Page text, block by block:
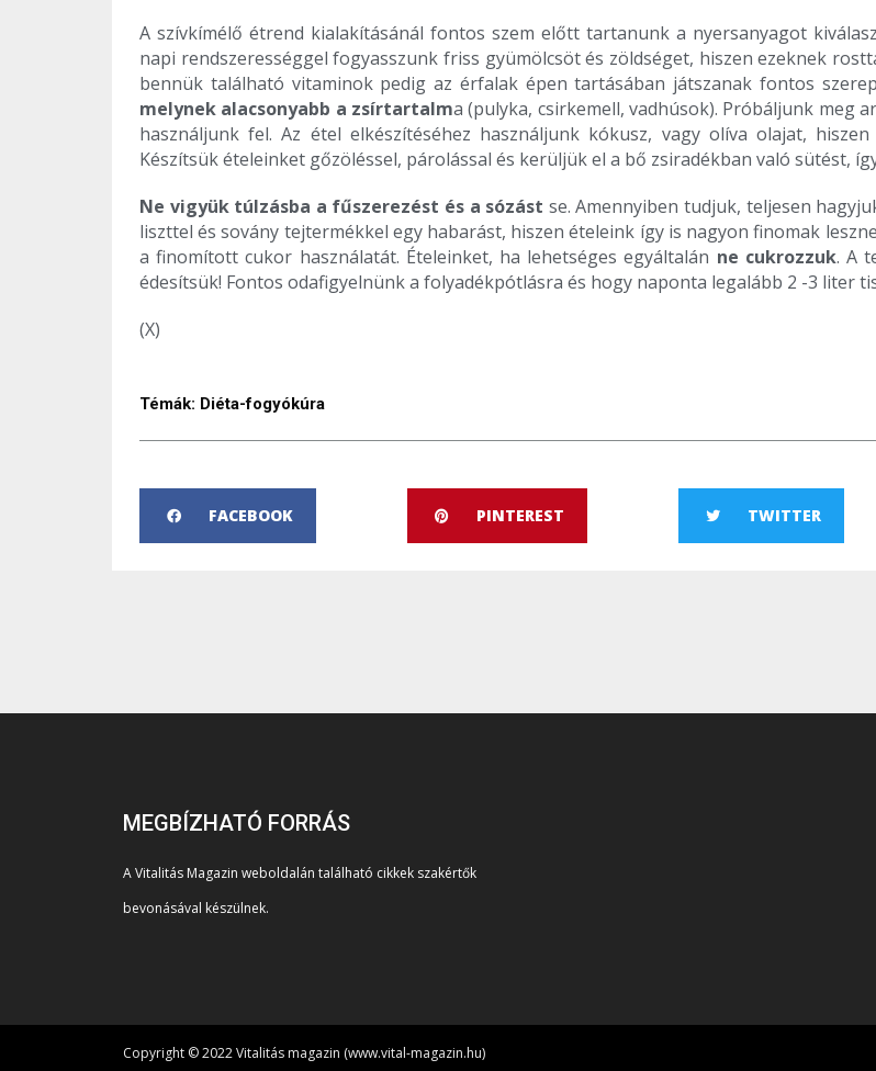
A szívkímélő étrend kialakításánál fontos szem előtt tartanunk a nyersanyagot
napi rendszerességgel fogyasszunk friss gyümölcsöt és zöldséget, hiszen ezeknek
bennük található vitaminok pedig az érfalak épen tartásában játszanak fontos
melynek alacsonyabb a zsírtartalma (pulyka, csirkemell, vadhúsok). Próbáljunk meg
használjunk fel. Az étel elkészítéséhez használjunk kókusz, vagy olíva olajat,
Készítsük ételeinket gőzöléssel, párolással és kerüljük el a bő zsiradékban való sütést,
Ne vigyük túlzásba a fűszerezést és a sózást se. Amennyiben tudjuk, teljesen
liszttel és sovány tejtermékkel egy habarást, hiszen ételeink így is nagyon finomak
a finomított cukor használatát. Ételeinket, ha lehetséges egyáltalán ne cukrozzuk. A
édesítsük! Fontos odafigyelnünk a folyadékpótlásra és hogy naponta legalább 2 -3 liter
(X)
Témák: Diéta-fogyókúra
FACEBOOK PINTEREST TWITTER
MEGBÍZHATÓ FORRÁS
A Vitalitás Magazin weboldalán található cikkek szakértők
bevonásával készülnek.
Copyright © 2022 Vitalitás magazin (www.vital-magazin.hu)